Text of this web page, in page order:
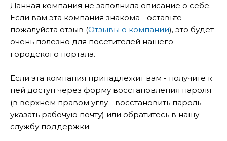
Данная компания не заполнила описание о себе.
Если вам эта компания знакома - оставьте
пожалуйста отзыв (Отзывы о компании), это будет
очень полезно для посетителей нашего
городского портала.
Если эта компания принадлежит вам - получите к
ней доступ через форму восстановления пароля
(в верхнем правом углу - восстановить пароль -
указать рабочую почту) или обратитесь в нашу
службу поддержки.